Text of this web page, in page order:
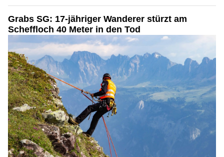
Grabs SG: 17-jähriger Wanderer stürzt am
Scheffloch 40 Meter in den Tod